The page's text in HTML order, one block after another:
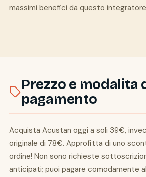
massimi benefici da questo
Prezzo e modalita
pagamento
Acquista Acustan oggi a soli 39€,
originale di 78€. Approfitta di uno
ordine! Non sono richieste
anticipati; puoi pagare comodamente